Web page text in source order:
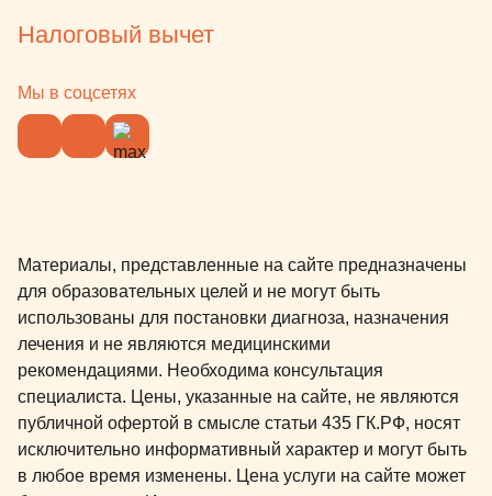
Налоговый вычет
Мы в соцсетях
Материалы, представленные на сайте предназначены
для образовательных целей и не могут быть
использованы для постановки диагноза, назначения
лечения и не являются медицинскими
рекомендациями. Необходима консультация
специалиста. Цены, указанные на сайте, не являются
публичной офертой в смысле статьи 435 ГК.РФ, носят
исключительно информативный характер и могут быть
в любое время изменены. Цена услуги на сайте может